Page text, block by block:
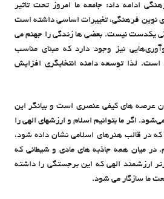
ادامه داد: جامعه ما امروز تحت تاثیر
نوین فرهنگی، تغییرات اساسی داشته است
یکدست نیست. بعضی ها زندگی را جهنم می
نیز وجود دارد که مبنای مناسب
لذا توسعه دامنه انتخابگری افزایش
عرصه های کیفی عنصری است و بیانگر این
اگر ما بتوانیم اسلام و ارزشهای الهی را
در قالب هنرهای اسلامی نشان داده شود،
در میان همه جاذبه های مادی و شیطانی که
ارزشمند الهی که این برجستگی را داشته
ما سازگار می شود.